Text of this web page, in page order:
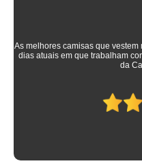
As melhores camisas que
dias atuais em que trabalham
da